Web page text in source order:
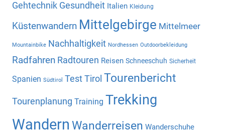
Gehtechnik Gesundheit Italien Kleidung
Küstenwandern Mittelgebirge Mittelmeer
Mountainbike Nachhaltigkeit Nordhessen Outdoorbekleidung
Radfahren Radtouren Reisen Schneeschuh Sicherheit
Spanien Südtirol TestTirol Tourenbericht
Tourenplanung Training Trekking
Wandern Wanderreisen Wanderschuhe